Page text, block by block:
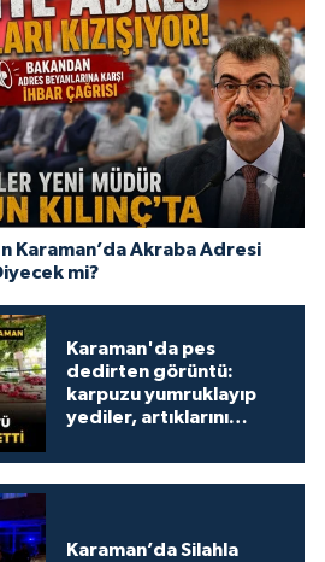
Karaman’da Akraba Adresi
mi?
Karaman'da pes
dedirten görüntü:
karpuzu yumruklayıp
yediler, artıklarını
Karaman’da Silahla